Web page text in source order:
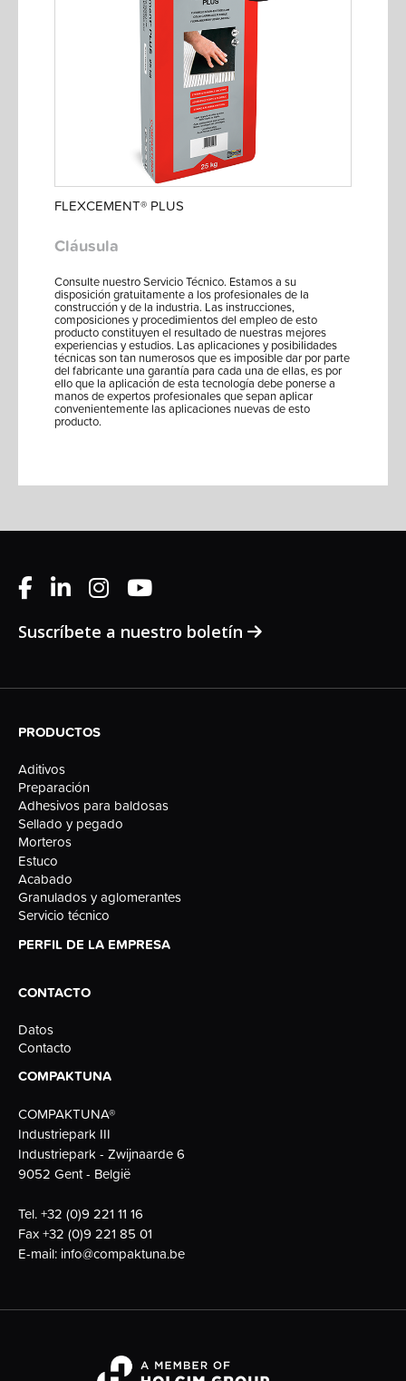
FLEXCEMENT® PLUS
Cláusula
Consulte nuestro Servicio Técnico. Estamos a su
disposición gratuitamente a los profesionales de la
construcción y de la industria. Las instrucciones,
composiciones y procedimientos del empleo de esto
producto constituyen el resultado de nuestras mejores
experiencias y estudios. Las aplicaciones y posibilidades
técnicas son tan numerosos que es imposible dar por parte
del fabricante una garantía para cada una de ellas, es por
ello que la aplicación de esta tecnología debe ponerse a
manos de expertos profesionales que sepan aplicar
convenientemente las aplicaciones nuevas de esto
producto.
Suscríbete a nuestro boletín
PRODUCTOS
Aditivos
Preparación
Adhesivos para baldosas
Sellado y pegado
Morteros
Estuco
Acabado
Granulados y aglomerantes
Servicio técnico
PERFIL DE LA EMPRESA
CONTACTO
Datos
Contacto
COMPAKTUNA
COMPAKTUNA®
Industriepark III
Industriepark - Zwijnaarde 6
9052 Gent - België
Tel.+32 (0)9 221 11 16
Fax+32 (0)9 221 85 01
E-mail: info@compaktuna.be